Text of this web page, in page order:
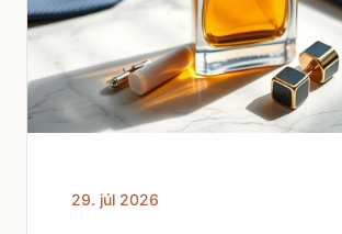
29. júl 2026